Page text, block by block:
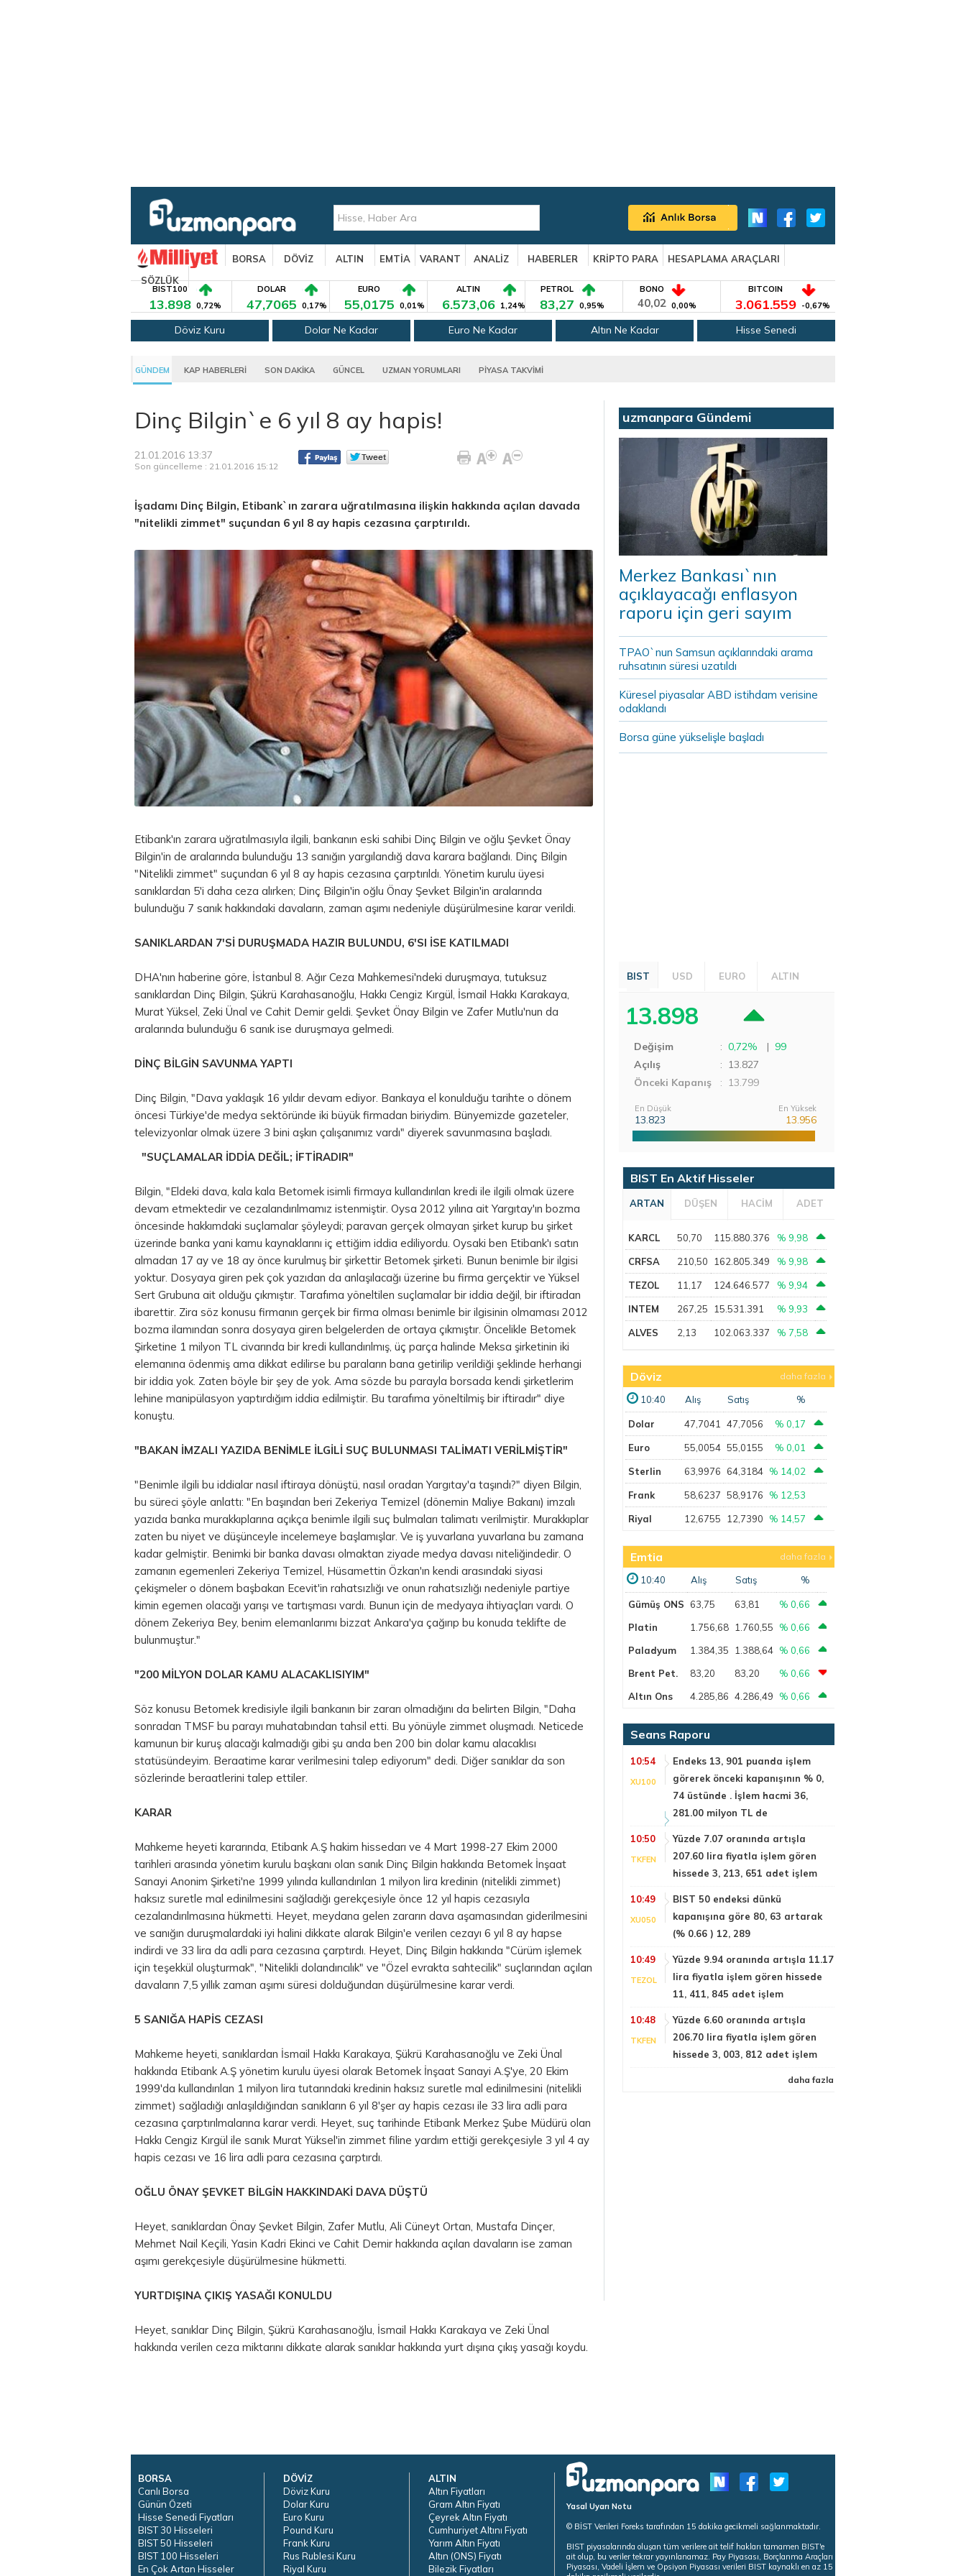
BORSA DÖVİZ ALTIN EMTİA VARANT ANALİZ HABERLER KRİPTO PARA
HESAPLAMA ARAÇLARI
SÖZLÜK
BIST100
13.898 0,72%
DOLAR
47,7065 0,17%
EURO
55,0175 0,01%
ALTIN
6.573,06 1,24%
PETROL
83,27 0,95%
BONO
40,02 0,00%
BITCOIN
3.061.559 -0,67%
Döviz Kuru Dolar Ne Kadar Euro Ne Kadar Altın Ne Kadar Hisse Senedi
GÜNDEM KAP HABERLERİ SON DAKİKA GÜNCEL UZMAN YORUMLARI PİYASA TAKVİMİ
Dinç Bilgin`e 6 yıl 8 ay hapis!
21.01.2016 13:37
Son güncelleme : 21.01.2016 15:12
İşadamı Dinç Bilgin, Etibank`ın zarara uğratılmasına ilişkin hakkında açılan davada
"nitelikli zimmet" suçundan 6 yıl 8 ay hapis cezasına çarptırıldı.
Etibank'ın zarara uğratılmasıyla ilgili, bankanın eski sahibi Dinç Bilgin ve oğlu Şevket Önay
Bilgin'in de aralarında bulunduğu 13 sanığın yargılandığ dava karara bağlandı. Dinç Bilgin
"Nitelikli zimmet" suçundan 6 yıl 8 ay hapis cezasına çarptırıldı. Yönetim kurulu üyesi
sanıklardan 5'i daha ceza alırken; Dinç Bilgin'in oğlu Önay Şevket Bilgin'in aralarında
bulunduğu 7 sanık hakkındaki davaların, zaman aşımı nedeniyle düşürülmesine karar verildi.
SANIKLARDAN 7'Sİ DURUŞMADA HAZIR BULUNDU, 6'SI İSE KATILMADI
DHA'nın haberine göre, İstanbul 8. Ağır Ceza Mahkemesi'ndeki duruşmaya, tutuksuz
sanıklardan Dinç Bilgin, Şükrü Karahasanoğlu, Hakkı Cengiz Kırgül, İsmail Hakkı Karakaya,
Murat Yüksel, Zeki Ünal ve Cahit Demir geldi. Şevket Önay Bilgin ve Zafer Mutlu'nun da
aralarında bulunduğu 6 sanık ise duruşmaya gelmedi.
DİNÇ BİLGİN SAVUNMA YAPTI
Dinç Bilgin, "Dava yaklaşık 16 yıldır devam ediyor. Bankaya el konulduğu tarihte o dönem
öncesi Türkiye'de medya sektöründe iki büyük firmadan biriydim. Bünyemizde gazeteler,
televizyonlar olmak üzere 3 bini aşkın çalışanımız vardı" diyerek savunmasına başladı.
"SUÇLAMALAR İDDİA DEĞİL; İFTİRADIR"
Bilgin, "Eldeki dava, kala kala Betomek isimli firmaya kullandırılan kredi ile ilgili olmak üzere
devam etmektedir ve cezalandırılmamız istenmiştir. Oysa 2012 yılına ait Yargıtay'ın bozma
öncesinde hakkımdaki suçlamalar şöyleydi; paravan gerçek olmayan şirket kurup bu şirket
üzerinde banka yani kamu kaynaklarını iç ettiğim iddia ediliyordu. Oysaki ben Etibank'ı satın
almadan 17 ay ve 18 ay önce kurulmuş bir şirkettir Betomek şirketi. Bunun benimle bir ilgisi
yoktur. Dosyaya giren pek çok yazıdan da anlaşılacağı üzerine bu firma gerçektir ve Yüksel
Sert Grubuna ait olduğu çıkmıştır. Tarafıma yöneltilen suçlamalar bir iddia değil, bir iftiradan
ibarettir. Zira söz konusu firmanın gerçek bir firma olması benimle bir ilgisinin olmaması 2012
bozma ilamından sonra dosyaya giren belgelerden de ortaya çıkmıştır. Öncelikle Betomek
Şirketine 1 milyon TL civarında bir kredi kullandırılmış, üç parça halinde Meksa şirketinin iki
elemanına ödenmiş ama dikkat edilirse bu paraların bana getirilip verildiği şeklinde herhangi
bir iddia yok. Zaten böyle bir şey de yok. Ama sözde bu parayla borsada kendi şirketlerim
lehine manipülasyon yaptırdığım iddia edilmiştir. Bu tarafıma yöneltilmiş bir iftiradır" diye
konuştu.
"BAKAN İMZALI YAZIDA BENİMLE İLGİLİ SUÇ BULUNMASI TALİMATI VERİLMİŞTİR"
"Benimle ilgili bu iddialar nasıl iftiraya dönüştü, nasıl oradan Yargıtay'a taşındı?" diyen Bilgin,
bu süreci şöyle anlattı: "En başından beri Zekeriya Temizel (dönemin Maliye Bakanı) imzalı
yazıda banka murakkıplarına açıkça benimle ilgili suç bulmaları talimatı verilmiştir. Murakkıplar
zaten bu niyet ve düşünceyle incelemeye başlamışlar. Ve iş yuvarlana yuvarlana bu zamana
kadar gelmiştir. Benimki bir banka davası olmaktan ziyade medya davası niteliğindedir. O
zamanın egemenleri Zekeriya Temizel, Hüsamettin Özkan'ın kendi arasındaki siyasi
çekişmeler o dönem başbakan Ecevit'in rahatsızlığı ve onun rahatsızlığı nedeniyle partiye
kimin egemen olacağı yarışı ve tartışması vardı. Bunun için de medyaya ihtiyaçları vardı. O
dönem Zekeriya Bey, benim elemanlarımı bizzat Ankara'ya çağırıp bu konuda teklifte de
bulunmuştur."
"200 MİLYON DOLAR KAMU ALACAKLISIYIM"
Söz konusu Betomek kredisiyle ilgili bankanın bir zararı olmadığını da belirten Bilgin, "Daha
sonradan TMSF bu parayı muhatabından tahsil etti. Bu yönüyle zimmet oluşmadı. Neticede
kamunun bir kuruş alacağı kalmadığı gibi şu anda ben 200 bin dolar kamu alacaklısı
statüsündeyim. Beraatime karar verilmesini talep ediyorum" dedi. Diğer sanıklar da son
sözlerinde beraatlerini talep ettiler.
KARAR
Mahkeme heyeti kararında, Etibank A.Ş hakim hissedarı ve 4 Mart 1998-27 Ekim 2000
tarihleri arasında yönetim kurulu başkanı olan sanık Dinç Bilgin hakkında Betomek İnşaat
Sanayi Anonim Şirketi'ne 1999 yılında kullandırılan 1 milyon lira kredinin (nitelikli zimmet)
haksız suretle mal edinilmesini sağladığı gerekçesiyle önce 12 yıl hapis cezasıyla
cezalandırılmasına hükmetti. Heyet, meydana gelen zararın dava aşamasından giderilmesini
ve sanığın duruşmalardaki iyi halini dikkate alarak Bilgin'e verilen cezayı 6 yıl 8 ay hapse
indirdi ve 33 lira da adli para cezasına çarptırdı. Heyet, Dinç Bilgin hakkında "Cürüm işlemek
için teşekkül oluşturmak", "Nitelikli dolandırıcılık" ve "Özel evrakta sahtecilik" suçlarından açılan
davaların 7,5 yıllık zaman aşımı süresi dolduğundan düşürülmesine karar verdi.
5 SANIĞA HAPİS CEZASI
Mahkeme heyeti, sanıklardan İsmail Hakkı Karakaya, Şükrü Karahasanoğlu ve Zeki Ünal
hakkında Etibank A.Ş yönetim kurulu üyesi olarak Betomek İnşaat Sanayi A.Ş'ye, 20 Ekim
1999'da kullandırılan 1 milyon lira tutarındaki kredinin haksız suretle mal edinilmesini (nitelikli
zimmet) sağladığı anlaşıldığından sanıkların 6 yıl 8'şer ay hapis cezası ile 33 lira adli para
cezasına çarptırılmalarına karar verdi. Heyet, suç tarihinde Etibank Merkez Şube Müdürü olan
Hakkı Cengiz Kırgül ile sanık Murat Yüksel'in zimmet filine yardım ettiği gerekçesiyle 3 yıl 4 ay
hapis cezası ve 16 lira adli para cezasına çarptırdı.
OĞLU ÖNAY ŞEVKET BİLGİN HAKKINDAKİ DAVA DÜŞTÜ
Heyet, sanıklardan Önay Şevket Bilgin, Zafer Mutlu, Ali Cüneyt Ortan, Mustafa Dinçer,
Mehmet Nail Keçili, Yasin Kadri Ekinci ve Cahit Demir hakkında açılan davaların ise zaman
aşımı gerekçesiyle düşürülmesine hükmetti.
YURTDIŞINA ÇIKIŞ YASAĞI KONULDU
Heyet, sanıklar Dinç Bilgin, Şükrü Karahasanoğlu, İsmail Hakkı Karakaya ve Zeki Ünal
hakkında verilen ceza miktarını dikkate alarak sanıklar hakkında yurt dışına çıkış yasağı koydu.
uzmanpara Gündemi
Merkez Bankası`nın
açıklayacağı enflasyon
raporu için geri sayım
TPAO`nun Samsun açıklarındaki arama
ruhsatının süresi uzatıldı
Küresel piyasalar ABD istihdam verisine
odaklandı
Borsa güne yükselişle başladı
BIST USD EURO ALTIN
13.898
Değişim : 0,72% | 99
Açılış
: 13.827
Önceki Kapanış
: 13.799
En Düşük
13.823
En Yüksek
13.956
BIST En Aktif Hisseler
ARTAN DÜŞEN HACİM ADET
KARCL 50,70 115.880.376 % 9,98
CRFSA 210,50 162.805.349 % 9,98
TEZOL 11,17 124.646.577 % 9,94
INTEM 267,25 15.531.391 % 9,93
ALVES 2,13 102.063.337 % 7,58
Döviz daha fazla
10:40 Alış Satış %
Dolar 47,7041 47,7056 % 0,17
Euro 55,0054 55,0155 % 0,01
Sterlin 63,9976 64,3184 % 14,02
Frank 58,6237 58,9176 % 12,53
Riyal 12,6755 12,7390 % 14,57
Emtia daha fazla
10:40 Alış Satış %
Gümüş ONS 63,75 63,81
% 0,66
Platin
1.756,68 1.760,55
% 0,66
Paladyum
1.384,35 1.388,64 % 0,66
Brent Pet.
83,20 83,20
% 0,66
Altın Ons
4.285,86 4.286,49 % 0,66
Seans Raporu
10:54
XU100
Endeks 13, 901 puanda işlem
görerek önceki kapanışının % 0,
74 üstünde . İşlem hacmi 36,
281.00 milyon TL de
10:50
TKFEN
Yüzde 7.07 oranında artışla
207.60 lira fiyatla işlem gören
hissede 3, 213, 651 adet işlem
10:49
XU050
BIST 50 endeksi dünkü
kapanışına göre 80, 63 artarak
(% 0.66 ) 12, 289
10:49
TEZOL
Yüzde 9.94 oranında artışla 11.17
lira fiyatla işlem gören hissede
11, 411, 845 adet işlem
10:48
TKFEN
Yüzde 6.60 oranında artışla
206.70 lira fiyatla işlem gören
hissede 3, 003, 812 adet işlem
daha fazla
BORSA
Canlı Borsa
Günün Özeti
Hisse Senedi Fiyatları
BIST 30 Hisseleri
BIST 50 Hisseleri
BIST 100 Hisseleri
En Çok Artan Hisseler
DÖVİZ
Döviz Kuru
Dolar Kuru
Euro Kuru
Pound Kuru
Frank Kuru
Rus Rublesi Kuru
Riyal Kuru
ALTIN
Altın Fiyatları
Gram Altın Fiyatı
Çeyrek Altın Fiyatı
Cumhuriyet Altını Fiyatı
Yarım Altın Fiyatı
Altın (ONS) Fiyatı
Bilezik Fiyatları
Yasal Uyarı Notu
© BİST Verileri Foreks tarafından 15 dakika gecikmeli sağlanmaktadır.
BIST piyasalarında oluşan tüm verilere ait telif hakları tamamen BIST'e
ait olup, bu veriler tekrar yayınlanamaz. Pay Piyasası, Borçlanma Araçları
Piyasası, Vadeli İşlem ve Opsiyon Piyasası verileri BIST kaynaklı en az 15